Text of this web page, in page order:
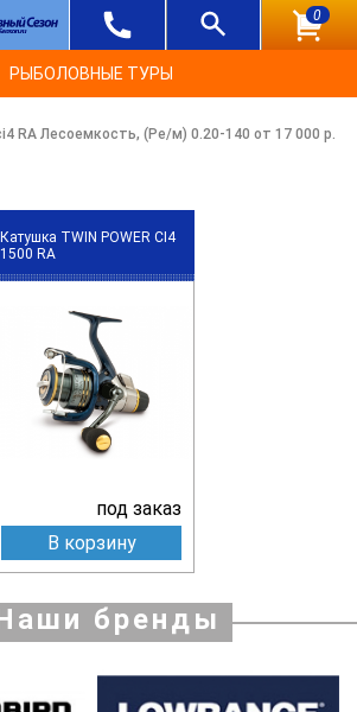
0
РЫБОЛОВНЫЕ ТУРЫ
RA Лесоемкость, (Ре/м) 0.20-140 от 17 000 р.
Катушка TWIN POWER CI4
1500 RA
под заказ
В корзину
бренды